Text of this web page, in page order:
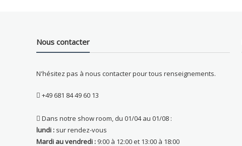
Nous contacter
N'hésitez pas à nous contacter pour tous renseignements.
+49 681 84 49 60 13
Dans notre show room, du 01/04 au 01/08 :
lundi : sur rendez-vous
Mardi au vendredi : 9:00 à 12:00 et 13:00 à 18:00